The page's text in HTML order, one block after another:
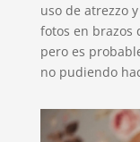
uso de atrezzo
fotos en brazos
pero es
no pudiendo